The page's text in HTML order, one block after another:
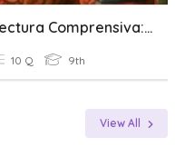
Lectura Comprensiva: Análisis De Texto
10 Q 9th
View All